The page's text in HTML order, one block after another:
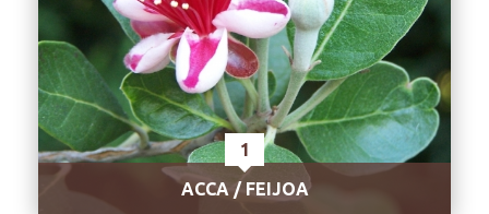
1
ACCA / FEIJOA